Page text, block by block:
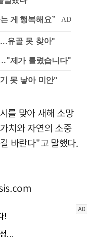
유골 못 찾아"
제가 틀렸습니다"
못 낳아 미안"
를 맞아 새해 소망
치와 자연의 소중
바란다"고 말했다.